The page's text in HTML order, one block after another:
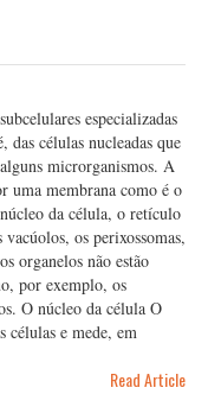
especializadas
das células nucleadas que
microrganismos. A
uma membrana como é o
da célula, o retículo
os perixossomas,
organelos não estão
por exemplo, os
O núcleo da célula O
células e mede, em
Read Article